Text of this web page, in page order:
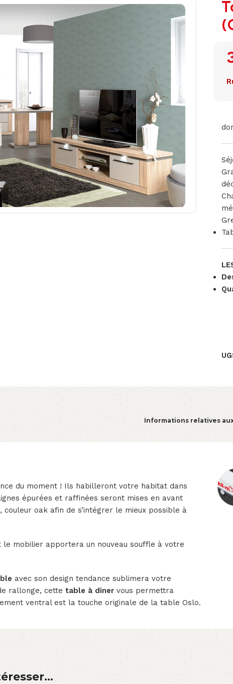
Informations relatives
du moment ! Ils habilleront votre habitat dans
épurées et raffinées seront mises en avant
couleur oak afin de s’intégrer le mieux possible à
mobilier apportera un nouveau souffle à votre
avec son design tendance sublimera votre
rallonge, cette table à diner vous permettra
ventral est la touche originale de la table Oslo.